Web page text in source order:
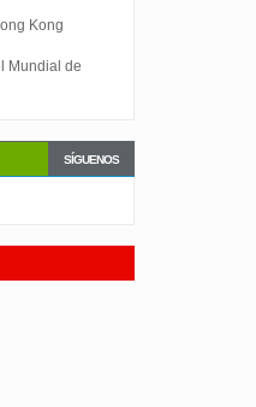
Kong
Mundial de
SÍGUENOS